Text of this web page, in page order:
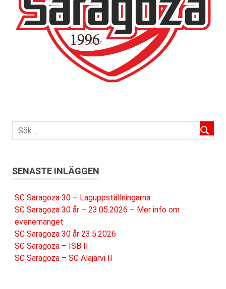
SENASTE INLÄGGEN
SC Saragoza 30 – Laguppställningarna
SC Saragoza 30 år – 23.05.2026 – Mer info om
evenemanget
SC Saragoza 30 år 23.5.2026
SC Saragoza – ISB II
SC Saragoza – SC Alajärvi II